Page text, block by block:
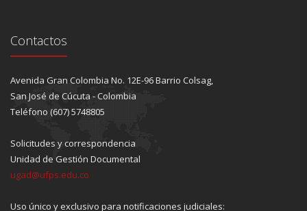
Contactos
Avenida Gran Colombia No. 12E-96 Barrio Colsag,
San José de Cúcuta - Colombia
Teléfono (607) 5748805
Solicitudes y correspondencia
Unidad de Gestión Documental
ugad@ufps.edu.co
Uso único y exclusivo para notificaciones judiciales: